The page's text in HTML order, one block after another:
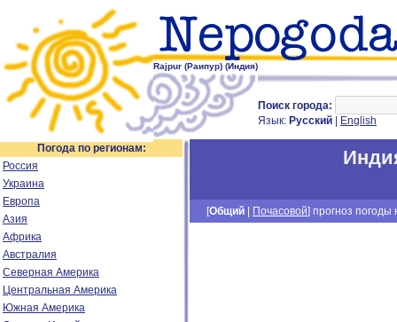
Rajpur (Раипур) (Индия)
Поиск города:
Язык: Русский English
Погода по регионам:
Россия
Украина
Европа
Азия
Африка
Австралия
Северная Америка
Центральная Америка
Южная Америка
[Общий Почасовой] прогноз погоды